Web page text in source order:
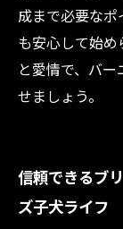
成まで必要な
も安心して始
と愛情で、バ
せましょう。
信頼できるブ
ズ子犬ライフ